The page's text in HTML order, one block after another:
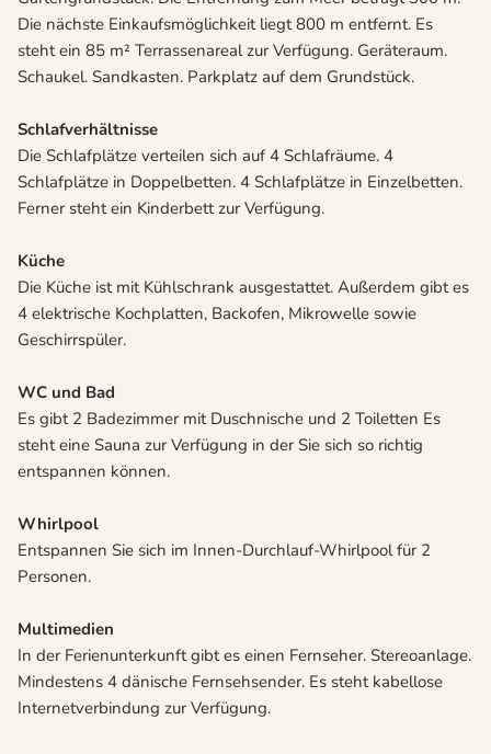
Die nächste Einkaufsmöglichkeit liegt 800 m entfernt. Es
steht ein 85 m² Terrassenareal zur Verfügung. Geräteraum.
Schaukel. Sandkasten. Parkplatz auf dem Grundstück.
Schlafverhältnisse
Die Schlafplätze verteilen sich auf 4 Schlafräume. 4
Schlafplätze in Doppelbetten. 4 Schlafplätze in Einzelbetten.
Ferner steht ein Kinderbett zur Verfügung.
Küche
Die Küche ist mit Kühlschrank ausgestattet. Außerdem gibt es
4 elektrische Kochplatten, Backofen, Mikrowelle sowie
Geschirrspüler.
WC und Bad
Es gibt 2 Badezimmer mit Duschnische und 2 Toiletten Es
steht eine Sauna zur Verfügung in der Sie sich so richtig
entspannen können.
Whirlpool
Entspannen Sie sich im Innen-Durchlauf-Whirlpool für 2
Personen.
Multimedien
In der Ferienunterkunft gibt es einen Fernseher. Stereoanlage.
Mindestens 4 dänische Fernsehsender. Es steht kabellose
Internetverbindung zur Verfügung.